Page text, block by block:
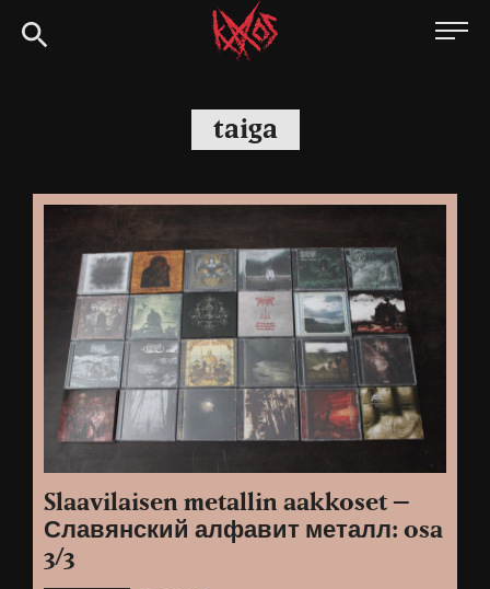
Siirry
suoraan
Kaaoszine
taiga
Slaavilaisen metallin aakkoset –
Славянский алфавит металл: osa
3/3